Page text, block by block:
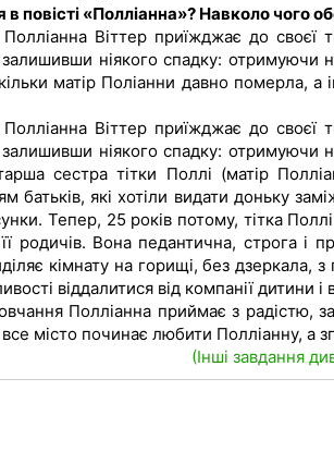
повісті «Полліанна»? Навколо чого
Віттер приїжджає до своєї
ніякого спадку: отримуючи
матір Поліанни давно померла,
Віттер приїжджає до своєї
ніякого спадку: отримуючи
сестра тітки Поллі (матір
батьків, які хотіли видати доньку
Тепер, 25 років потому, тітка
її родичів. Вона педантична, строга
кімнату на горищі, без дзеркала,
віддалитися від компанії дитини
Полліанна приймає з радістю,
місто починає любити Полліанну, а
(Інші завдання